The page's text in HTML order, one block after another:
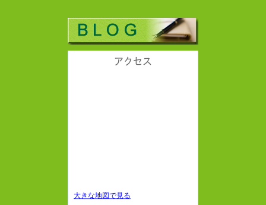
アクセス
大きな地図で見る